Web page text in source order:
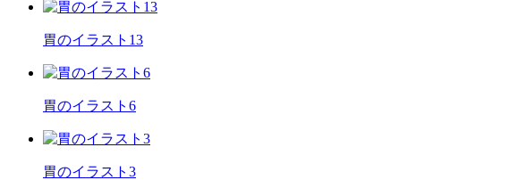
胃のイラスト13
胃のイラスト6
胃のイラスト3